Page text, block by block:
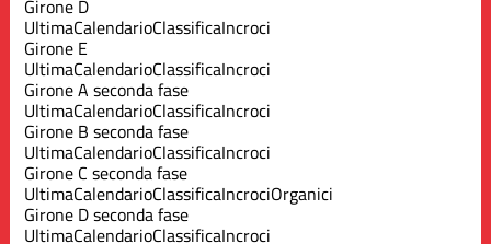
Girone D
UltimaCalendarioClassificaIncroci
Girone E
UltimaCalendarioClassificaIncroci
Girone A seconda fase
UltimaCalendarioClassificaIncroci
Girone B seconda fase
UltimaCalendarioClassificaIncroci
Girone C seconda fase
UltimaCalendarioClassificaIncrociOrganici
Girone D seconda fase
UltimaCalendarioClassificaIncroci